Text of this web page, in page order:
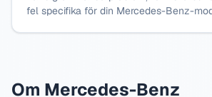
fel specifika för din Mercedes-Benz-
Om Mercedes-Benz